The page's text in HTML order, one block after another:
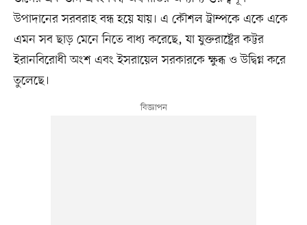
উপাদানের সরবরাহ বন্ধ হয়ে যায়। এ কৌশল ট্রাম্পকে একে একে
এমন সব ছাড় মেনে নিতে বাধ্য করেছে, যা যুক্তরাষ্ট্রের কট্টর
ইরানবিরোধী অংশ এবং ইসরায়েল সরকারকে ক্ষুব্ধ ও উদ্বিগ্ন করে
তুলেছে।